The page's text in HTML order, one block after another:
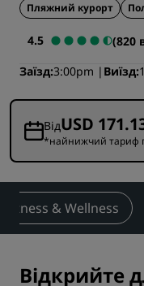
Пляжний курорт
4.5
(820
Заїзд 3:00pm Виїзд
ВідUSD
*найнижчий тариф
Fitness & Wellness
Відкрийте